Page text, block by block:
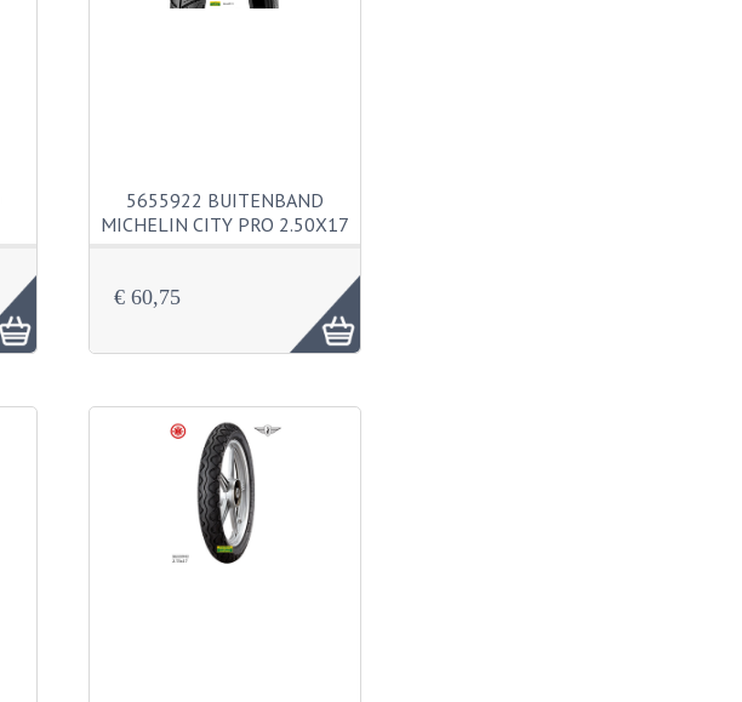
5655922 BUITENBAND
MICHELIN CITY PRO 2.50X17
€ 60,75